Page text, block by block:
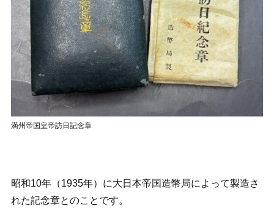
満州帝国皇帝訪日記念章
昭和10年（1935年）に大日本帝国造幣局によって製造さ
れた記念章とのことです。